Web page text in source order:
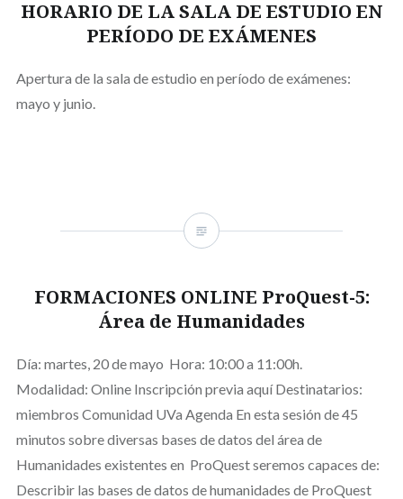
HORARIO DE LA SALA DE ESTUDIO EN
PERÍODO DE EXÁMENES
Apertura de la sala de estudio en período de exámenes:
mayo y junio.
FORMACIONES ONLINE ProQuest-5:
Área de Humanidades
Día: martes, 20 de mayo Hora: 10:00 a 11:00h.
Modalidad: Online Inscripción previa aquí Destinatarios:
miembros Comunidad UVa Agenda En esta sesión de 45
minutos sobre diversas bases de datos del área de
Humanidades existentes en ProQuest seremos capaces de:
Describir las bases de datos de humanidades de ProQuest